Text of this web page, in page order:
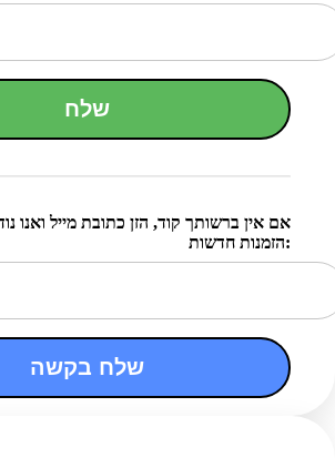
שלח
אם אין ברשותך קוד, הזן כתובת מייל ואנו
הזמנות חדשות:
שלח בקשה